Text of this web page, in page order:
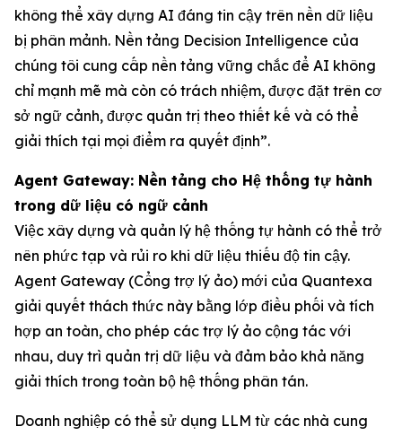
không thể xây dựng AI đáng tin cậy trên nền dữ liệu
bị phân mảnh. Nền tảng Decision Intelligence của
chúng tôi cung cấp nền tảng vững chắc để AI không
chỉ mạnh mẽ mà còn có trách nhiệm, được đặt trên cơ
sở ngữ cảnh, được quản trị theo thiết kế và có thể
giải thích tại mọi điểm ra quyết định”.
Agent Gateway: Nền tảng cho Hệ thống tự hành
trong dữ liệu có ngữ cảnh
Việc xây dựng và quản lý hệ thống tự hành có thể trở
nên phức tạp và rủi ro khi dữ liệu thiếu độ tin cậy.
Agent Gateway (Cổng trợ lý ảo) mới của Quantexa
giải quyết thách thức này bằng lớp điều phối và tích
hợp an toàn, cho phép các trợ lý ảo cộng tác với
nhau, duy trì quản trị dữ liệu và đảm bảo khả năng
giải thích trong toàn bộ hệ thống phân tán.
Doanh nghiệp có thể sử dụng LLM từ các nhà cung